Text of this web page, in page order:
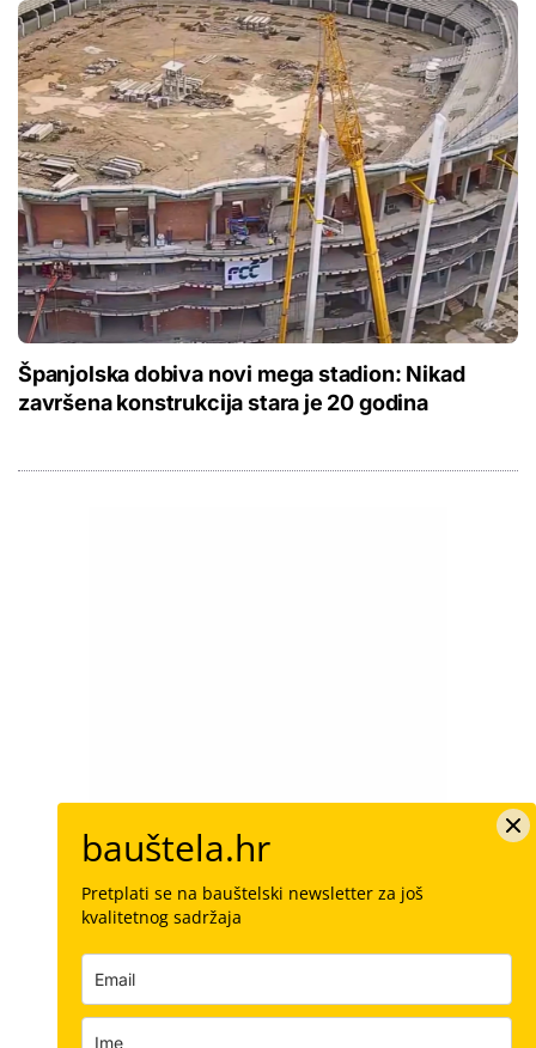
Španjolska dobiva novi mega stadion: Nikad
završena konstrukcija stara je 20 godina
bauštela.hr
Pretplati se na bauštelski newsletter za još
kvalitetnog sadržaja